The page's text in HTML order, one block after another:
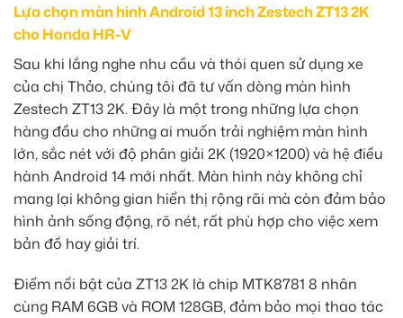
Lựa chọn màn hình Android 13 inch Zestech ZT13 2K
cho Honda HR-V
Sau khi lắng nghe nhu cầu và thói quen sử dụng xe
của chị Thảo, chúng tôi đã tư vấn dòng màn hình
Zestech ZT13 2K. Đây là một trong những lựa chọn
hàng đầu cho những ai muốn trải nghiệm màn hình
lớn, sắc nét với độ phân giải 2K (1920×1200) và hệ điều
hành Android 14 mới nhất. Màn hình này không chỉ
mang lại không gian hiển thị rộng rãi mà còn đảm bảo
hình ảnh sống động, rõ nét, rất phù hợp cho việc xem
bản đồ hay giải trí.
Điểm nổi bật của ZT13 2K là chip MTK8781 8 nhân
cùng RAM 6GB và ROM 128GB, đảm bảo mọi thao tác